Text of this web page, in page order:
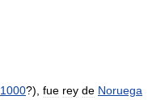
1000?), fue rey de Noruega